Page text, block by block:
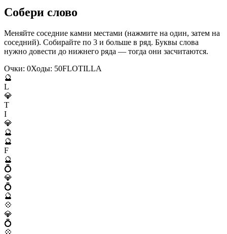
Собери слово
Меняйте соседние камни местами (нажмите на один, затем на
соседний). Собирайте по 3 и больше в ряд. Буквы слова
нужно довести до нижнего ряда — тогда они засчитаются.
Очки: 0Ходы: 50FLOTILLA
🔮
L
💎
T
I
💎
🔮
🔮
F
🔮
💍
💎
💍
🔮
💠
💎
💍